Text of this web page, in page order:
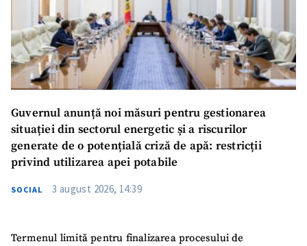
Guvernul anunță noi măsuri pentru gestionarea
situației din sectorul energetic și a riscurilor
generate de o potențială criză de apă: restricții
privind utilizarea apei potabile
SOCIAL 3 august 2026, 14:39
Termenul limită pentru finalizarea procesului de